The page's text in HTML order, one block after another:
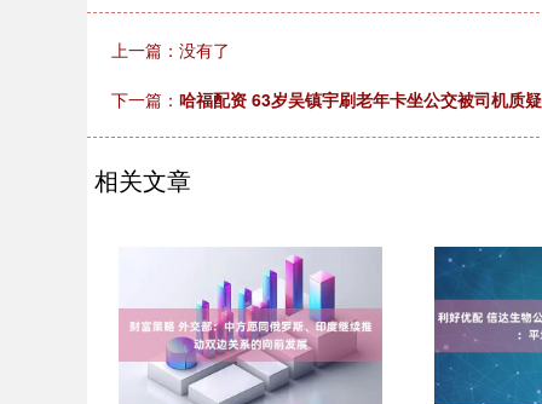
上一篇：没有了
下一篇： 哈福配资 63岁吴镇宇刷老年卡坐公交被司机质疑
相关文章